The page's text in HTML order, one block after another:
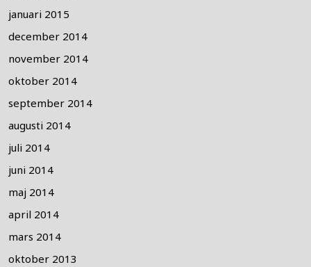
januari 2015
december 2014
november 2014
oktober 2014
september 2014
augusti 2014
juli 2014
juni 2014
maj 2014
april 2014
mars 2014
oktober 2013